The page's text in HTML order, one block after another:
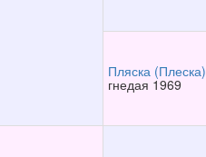
Пляска (Плеска)
гнедая 1969